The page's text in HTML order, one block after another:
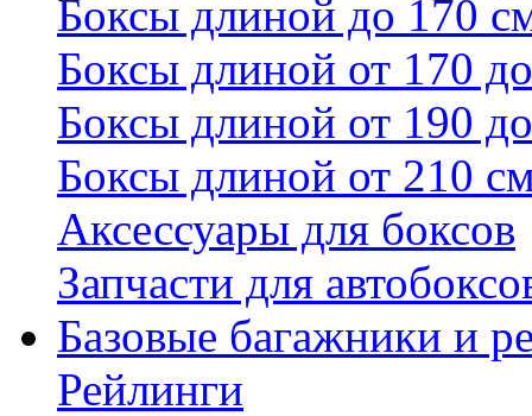
Боксы длиной до 170
Боксы длиной от 170
Боксы длиной от 190
Боксы длиной от 210
Аксессуары для боксов
Запчасти для
Базовые багажники и
Рейлинги